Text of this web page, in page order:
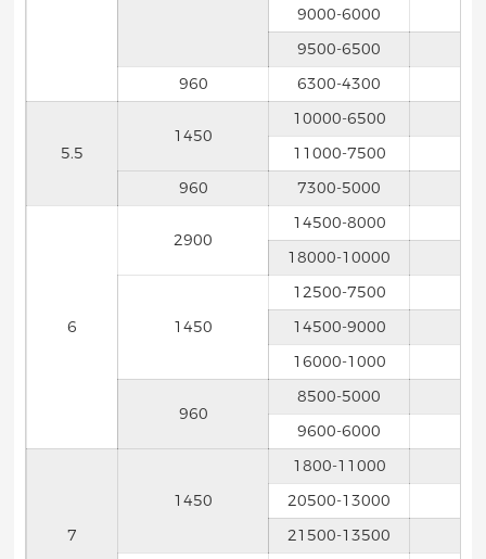
9000-6000
9500-6500
960
6300-4300
5.5
1450
10000-6500
11000-7500
960
7300-5000
6
2900
14500-8000
18000-10000
1450
12500-7500
14500-9000
16000-1000
960
8500-5000
9600-6000
7
1450
1800-11000
20500-13000
21500-13500